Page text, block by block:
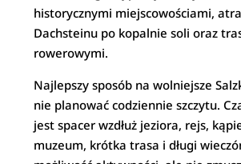
historycznymi miejscowościami,
Dachsteinu po kopalnie soli oraz
rowerowymi.
Najlepszy sposób na wolniejsze
nie planować codziennie szczytu.
jest spacer wzdłuż jeziora, rejs,
muzeum, krótka trasa i długi